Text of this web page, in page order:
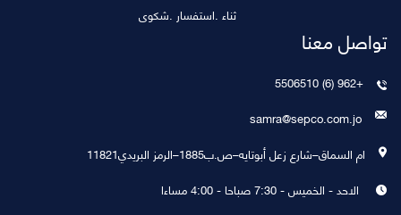
ثناء .استفسار .شكوى
تواصل معنا
+962 (6) 5506510
samra@sepco.com.jo
ام السماق–شارع زعل أبوتايه–ص.ب1885–الرمز البريدي11821
الاحد - الخميس - 7:30 صباحا - 4:00 مساءا